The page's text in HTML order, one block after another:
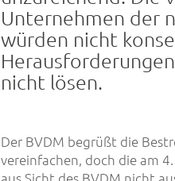
Unternehmen der
würden nicht
nicht lösen.
Der BVDM begrüßt die
vereinfachen, doch die am
aus Sicht des BVDM nicht